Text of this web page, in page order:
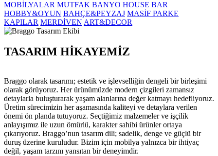
MOBİLYALAR MUTFAK BANYO HOUSE BAR
HOBBY&OYUN BAHÇE&PEYZAJ MASİF PARKE
KAPILAR MERDİVEN ART&DECOR
TASARIM HİKAYEMİZ
Braggo olarak tasarımı; estetik ve işlevselliğin dengeli bir birleşimi
olarak görüyoruz. Her ürünümüzde modern çizgileri zamansız
detaylarla buluşturarak yaşam alanlarına değer katmayı hedefliyoruz.
Üretim sürecimizin her aşamasında kaliteyi ve detaylara verilen
önemi ön planda tutuyoruz. Seçtiğimiz malzemeler ve işçilik
anlayışımız ile uzun ömürlü, karakter sahibi ürünler ortaya
çıkarıyoruz. Braggo’nun tasarım dili; sadelik, denge ve güçlü bir
duruş üzerine kuruludur. Bizim için mobilya yalnızca bir ihtiyaç
değil, yaşam tarzını yansıtan bir deneyimdir.